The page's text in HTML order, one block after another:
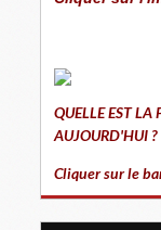
QUELLE EST LA
AUJOURD'HUI ?
Cliquer sur le